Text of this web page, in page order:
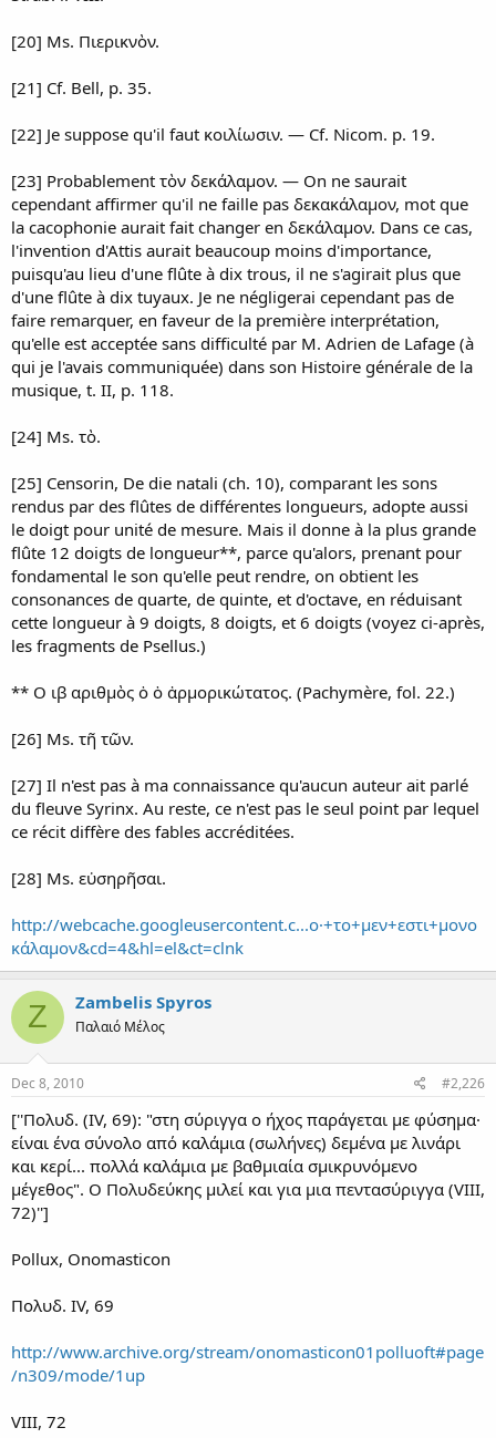
[20] Ms. Πιερικνὸν.
[21] Cf. Bell, p. 35.
[22] Je suppose qu'il faut κοιλίωσιν. — Cf. Nicom. p. 19.
[23] Probablement τὸν δεκάλαμον. — On ne saurait
cependant affirmer qu'il ne faille pas δεκακάλαμον, mot que
la cacophonie aurait fait changer en δεκάλαμον. Dans ce cas,
l'invention d'Attis aurait beaucoup moins d'importance,
puisqu'au lieu d'une flûte à dix trous, il ne s'agirait plus que
d'une flûte à dix tuyaux. Je ne négligerai cependant pas de
faire remarquer, en faveur de la première interprétation,
qu'elle est acceptée sans difficulté par M. Adrien de Lafage (à
qui je l'avais communiquée) dans son Histoire générale de la
musique, t. II, p. 118.
[24] Ms. τὸ.
[25] Censorin, De die natali (ch. 10), comparant les sons
rendus par des flûtes de différentes longueurs, adopte aussi
le doigt pour unité de mesure. Mais il donne à la plus grande
flûte 12 doigts de longueur**, parce qu'alors, prenant pour
fondamental le son qu'elle peut rendre, on obtient les
consonances de quarte, de quinte, et d'octave, en réduisant
cette longueur à 9 doigts, 8 doigts, et 6 doigts (voyez ci-après,
les fragments de Psellus.)
** Ο ιβ αριθμὸς ὁ ὁ ἁρμορικώτατος. (Pachymère, fol. 22.)
[26] Ms. τῆ τῶν.
[27] Il n'est pas à ma connaissance qu'aucun auteur ait parlé
du fleuve Syrinx. Au reste, ce n'est pas le seul point par lequel
ce récit diffère des fables accréditées.
[28] Ms. εὐσηρῆσαι.
http://webcache.googleusercontent.c...ο·+το+μεν+εστι+μονο
κάλαμον&cd=4&hl=el&ct=clnk
Z Zambelis Spyros
Παλαιό Μέλος
Dec 8, 2010 #2,226
[''Πολυδ. (IV, 69): "στη σύριγγα ο ήχος παράγεται με φύσημα·
είναι ένα σύνολο από καλάμια (σωλήνες) δεμένα με λινάρι
και κερί... πολλά καλάμια με βαθμιαία σμικρυνόμενο
μέγεθος". Ο Πολυδεύκης μιλεί και για μια πεντασύριγγα (VIII,
72)'']
Pollux, Onomasticon
Πολυδ. IV, 69
http://www.archive.org/stream/onomasticon01polluoft#page
/n309/mode/1up
VIII, 72